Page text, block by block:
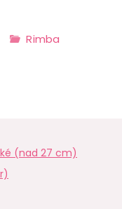
Rimba
(nad 27 cm)